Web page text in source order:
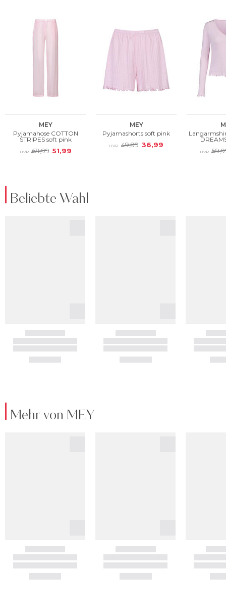
Beliebte Wahl
Mehr von MEY